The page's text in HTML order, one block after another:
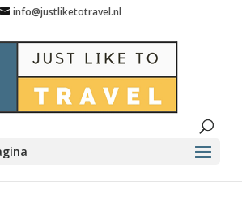
info@justliketotravel.nl